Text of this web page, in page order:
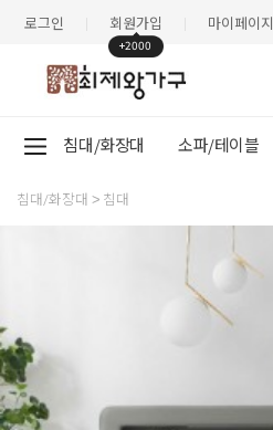
로그인 회원가입
+2000
마이페이지
침대/화장대 소파/테이블
침대/화장대 침대